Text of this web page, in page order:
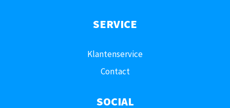
SERVICE
Klantenservice
Contact
SOCIAL